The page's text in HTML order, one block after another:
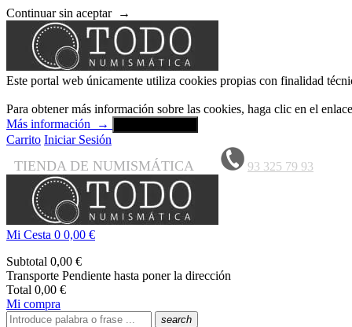
Continuar sin aceptar →
Este portal web únicamente utiliza cookies propias con finalidad
Para obtener más información sobre las cookies, haga clic en el
Más información
→
Carrito Iniciar Sesión
TIENDA DE NUMISMÁTICA 93 325 79 93
Mi Cesta 0 0,00 €
Subtotal 0,00 €
Transporte Pendiente hasta poner la dirección
Total 0,00 €
Mi compra
search